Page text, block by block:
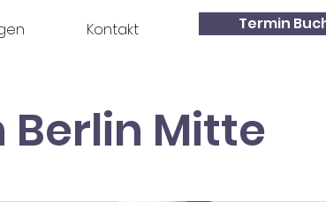
Kontakt Termin
Berlin Mitte